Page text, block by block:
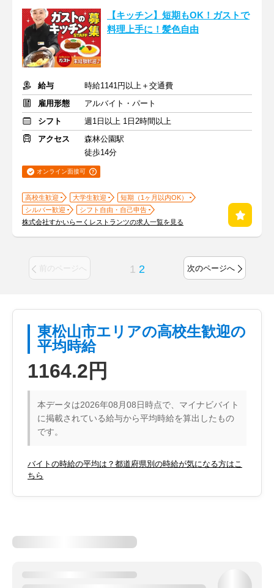
【キッチン】短期もOK！ガストで
料理上手に！髪色自由
給与
時給1141円以上＋交通費
雇用形態
アルバイト・パート
シフト
週1日以上 1日2時間以上
アクセス
森林公園駅
徒歩14分
オンライン面接可
高校生歓迎 大学生歓迎
短期（1ヶ月以内OK）
シルバー歓迎
シフト自由・自己申告
株式会社すかいらーくレストランツの求人一覧を見る
前のページへ 1 2 次のページへ
東松山市エリアの高校生歓迎の
平均時給
1164.2円
本データは2026年08月08日時点で、マイナビバイト
に掲載されている給与から平均時給を算出したもの
です。
バイトの時給の平均は？都道府県別の時給が気になる方はこ
ちら